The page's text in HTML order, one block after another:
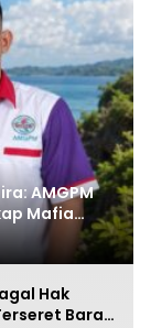
AMGPM
Mafia
Hak
Bara